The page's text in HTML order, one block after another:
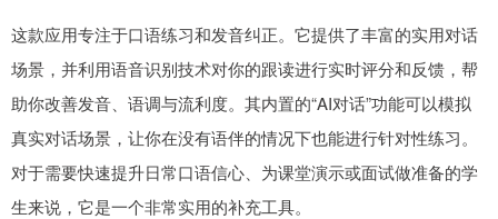
这款应用专注于口语练习和发音纠正。它提供了丰富的实用对话
场景，并利用语音识别技术对你的跟读进行实时评分和反馈，帮
助你改善发音、语调与流利度。其内置的“AI对话”功能可以模拟
真实对话场景，让你在没有语伴的情况下也能进行针对性练习。
对于需要快速提升日常口语信心、为课堂演示或面试做准备的学
生来说，它是一个非常实用的补充工具。